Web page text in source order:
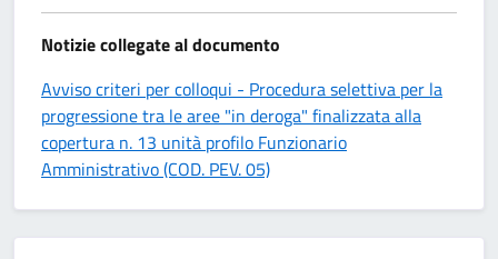
Notizie collegate al documento
Avviso criteri per colloqui - Procedura selettiva per la
progressione tra le aree "in deroga" finalizzata alla
copertura n. 13 unità profilo Funzionario
Amministrativo (COD. PEV. 05)